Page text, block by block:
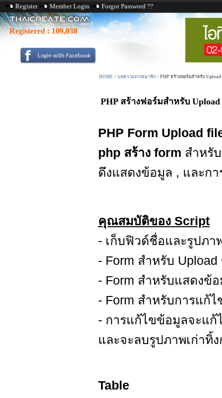
Register Member Login Forgot Password ??
Registered : 109,038
HOME > บทความจากสมาชิก > PHP สร้างฟอร์มสำหรับ
PHP สร้างฟอร์มสำหรับ
PHP Form Upload
php สร้าง form สำหรับ
ดึงแสดงข้อมูล , และก
คุณสมบัติของ Script
- เก็บฟิวด์ชื่อและรูปภา
- Form สำหรับ
- Form สำหรับแสดงข้
- Form สำหรับการแก้
- การแก้ไขข้อมูลจะแก้
และจะลบรูปภาพเก่าทิ้
Table